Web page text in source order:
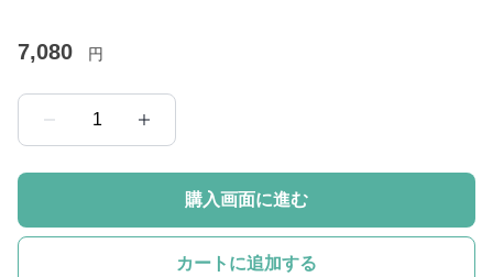
7,080 円
1
購入画面に進む
カートに追加する